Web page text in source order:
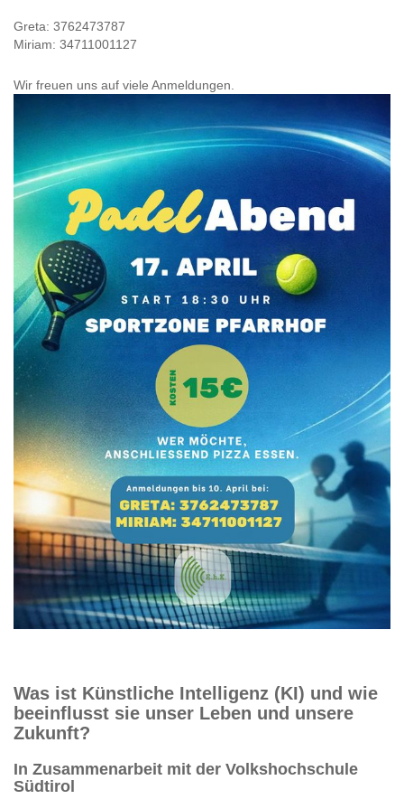
Greta: 3762473787
Miriam: 34711001127
Wir freuen uns auf viele Anmeldungen.
Was ist Künstliche Intelligenz (KI) und wie
beeinflusst sie unser Leben und unsere
Zukunft?
In Zusammenarbeit mit der Volkshochschule
Südtirol